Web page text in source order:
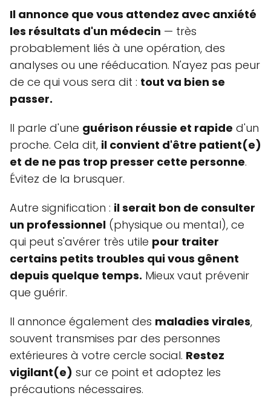
Il annonce que vous attendez avec anxiété
les résultats d'un médecin — très
probablement liés à une opération, des
analyses ou une rééducation. N'ayez pas peur
de ce qui vous sera dit : tout va bien se
passer.
Il parle d'une guérison réussie et rapide d'un
proche. Cela dit, il convient d'être patient(e)
et de ne pas trop presser cette personne.
Évitez de la brusquer.
Autre signification : il serait bon de consulter
un professionnel (physique ou mental), ce
qui peut s'avérer très utile pour traiter
certains petits troubles qui vous gênent
depuis quelque temps. Mieux vaut prévenir
que guérir.
Il annonce également des maladies virales,
souvent transmises par des personnes
extérieures à votre cercle social. Restez
vigilant(e) sur ce point et adoptez les
précautions nécessaires.